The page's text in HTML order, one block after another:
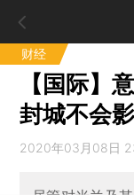
财经
【国际】
封城不会
2020年03月08日